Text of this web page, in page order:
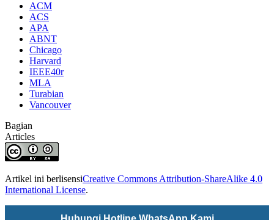
ACM
ACS
APA
ABNT
Chicago
Harvard
IEEE40r
MLA
Turabian
Vancouver
Bagian
Articles
Artikel ini berlisensiCreative Commons Attribution-ShareAlike 4.0
International License.